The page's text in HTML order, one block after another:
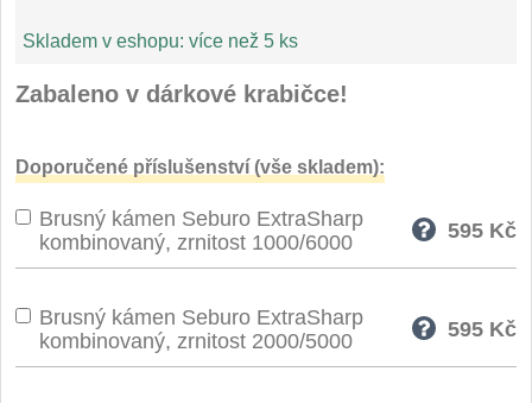
Sady nožů SEBURO
Nože Seburo SARADA 93
Nože Seburo SUBAJA
Skladem v eshopu: více než 5 ks
Zabaleno v dárkové krabičce!
Doporučené příslušenství (vše skladem):
Brusný kámen Seburo ExtraSharp
kombinovaný, zrnitost 1000/6000
595 Kč
Brusný kámen Seburo ExtraSharp
kombinovaný, zrnitost 2000/5000
595 Kč